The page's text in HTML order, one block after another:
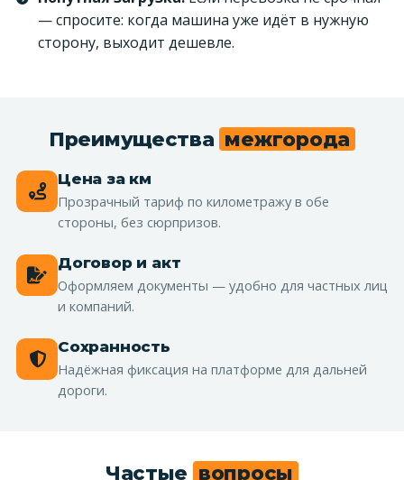
— спросите: когда машина уже идёт в нужную
сторону, выходит дешевле.
Преимущества межгорода
Цена за км
Прозрачный тариф по километражу в обе
стороны, без сюрпризов.
Договор и акт
Оформляем документы — удобно для частных лиц
и компаний.
Сохранность
Надёжная фиксация на платформе для дальней
дороги.
Частые вопросы